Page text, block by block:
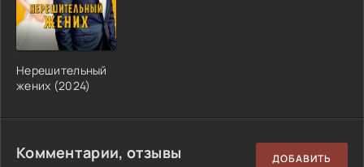
Нерешительный
жених (2024)
Комментарии, отзывы ДОБАВИТЬ